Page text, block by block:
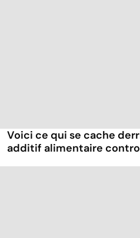
Voici ce qui se cache
additif alimentaire